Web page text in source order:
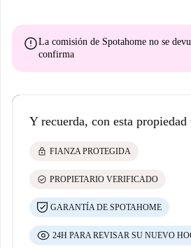
errorLa comisión de Spotahome no se
confirma
Y recuerda, con esta propiedad
lock FIANZA PROTEGIDA
check_circle PROPIETARIO VERIFICADO
GARANTÍA DE SPOTAHOME
24H PARA REVISAR SU NUEVO